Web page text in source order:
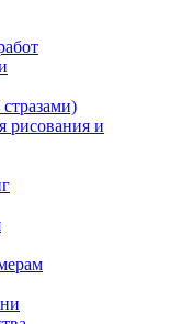
рисования и